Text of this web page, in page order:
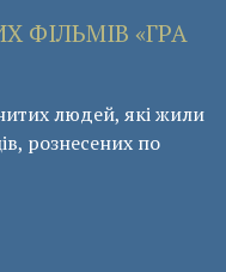
ФІЛЬМІВ «ГРА
людей, які жили
рознесених по